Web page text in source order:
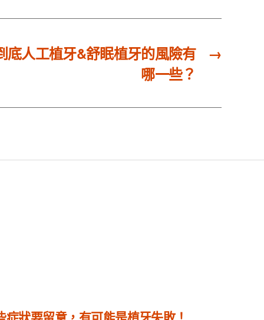
→
底人工植牙&舒眠植牙的風險有
哪一些？
狀要留意，有可能是植牙失敗！